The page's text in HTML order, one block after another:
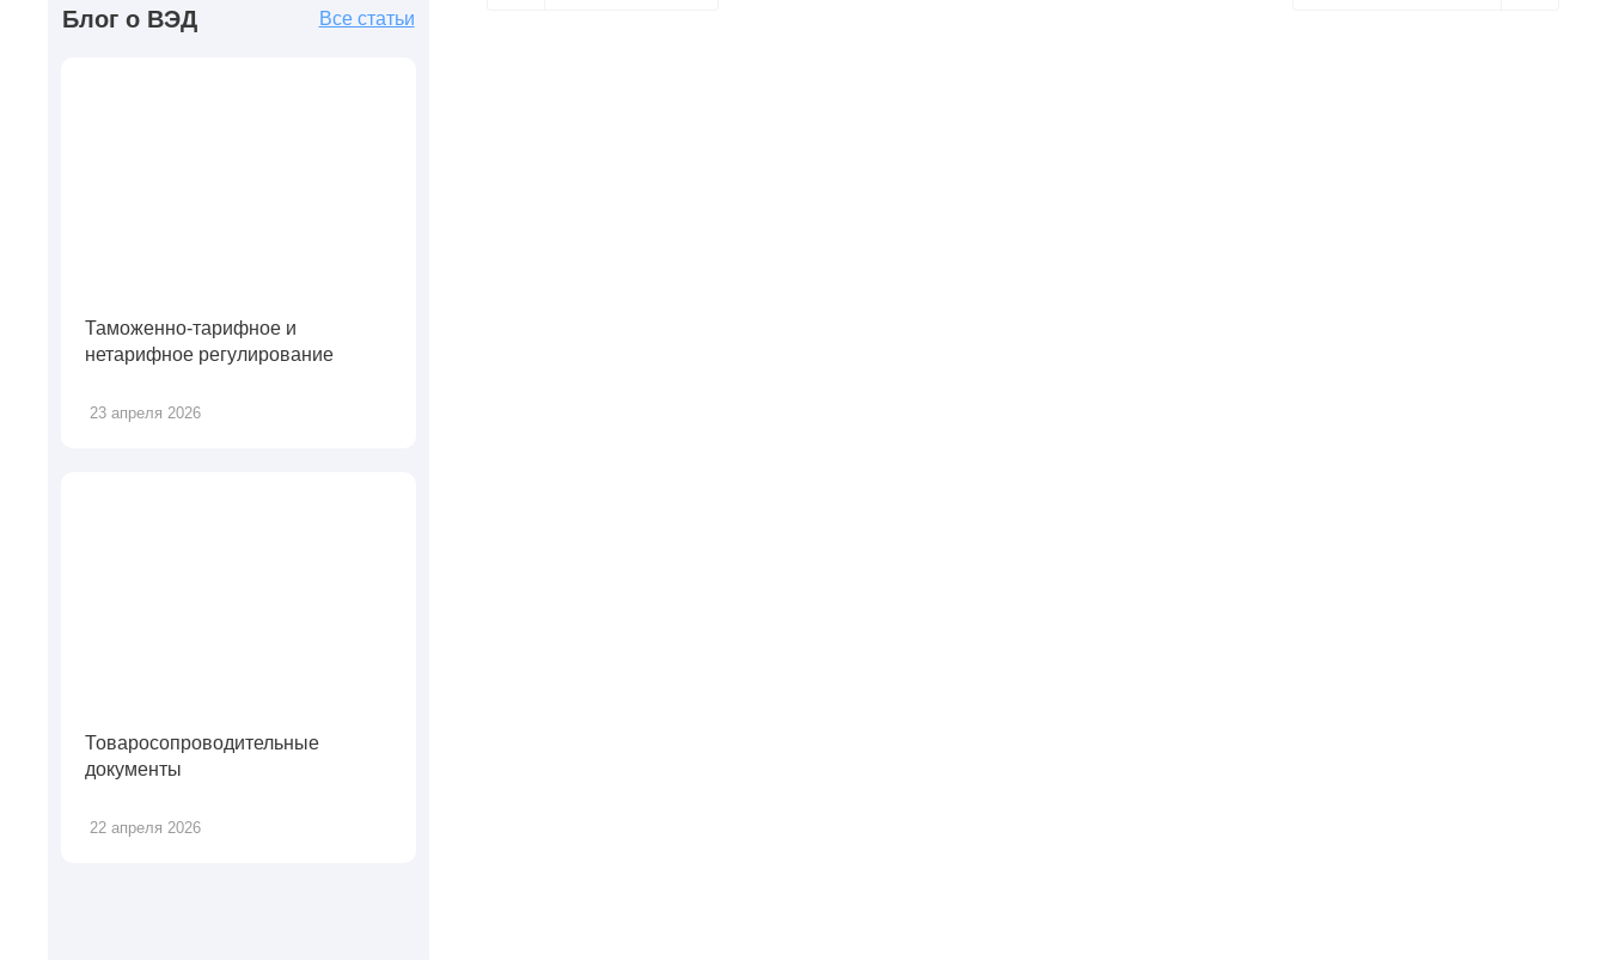
Все статьи
Блог о ВЭД
23 апреля 2026
Таможенно-тарифное и
нетарифное регулирование
22 апреля 2026
Товаросопроводительные
документы